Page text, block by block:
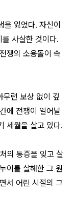
을 잃었다. 자신이
사살한 것이다.
쟁의 소용돌이 속
무런 보상 없이 깊
에 전쟁이 일어날
세월을 살고 있다.
의 통증을 잊고 살
이를 살해한 그 원
서 어린 시절의 그